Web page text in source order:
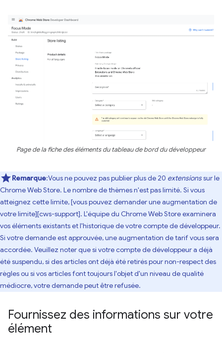
Page de la fiche des éléments du tableau de bord du développeur
Remarque:Vous ne pouvez pas publier plus de 20 extensionssur le
Chrome Web Store. Le nombre de thèmes n'est pas limité. Si vous
atteignez cette limite, [vous pouvez demander une augmentation de
votre limite][cws-support]. L'équipe du Chrome Web Store examinera
vos éléments existants et l'historique de votre compte de développeur.
Si votre demande est approuvée, une augmentation de tarif vous sera
accordée. Veuillez noter que si votre compte de développeur a déjà
été suspendu, si des articles ont déjà été retirés pour non-respect des
règles ou si vos articles font toujours l'objet d'un niveau de qualité
médiocre, votre demande peut être refusée.
Fournissez des informations sur votre
élément